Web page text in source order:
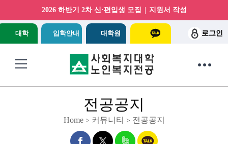
대학 입학안내 대학원
2026 하반기 2차 신·편입생 모집 | 지원서 작성
로그인
전공공지
Home> 커뮤니티 > 전공공지